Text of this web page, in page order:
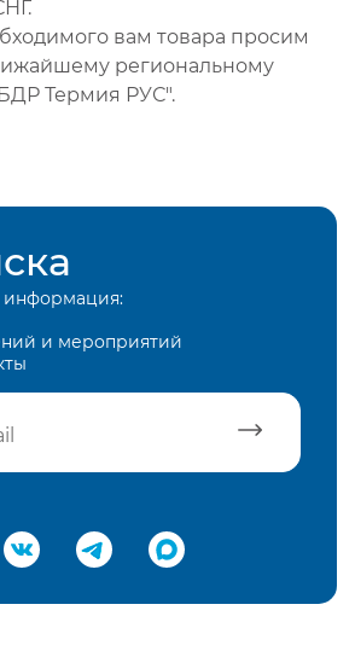
вам товара просим
региональному
Термия РУС".
информация:
и мероприятий
e-mail